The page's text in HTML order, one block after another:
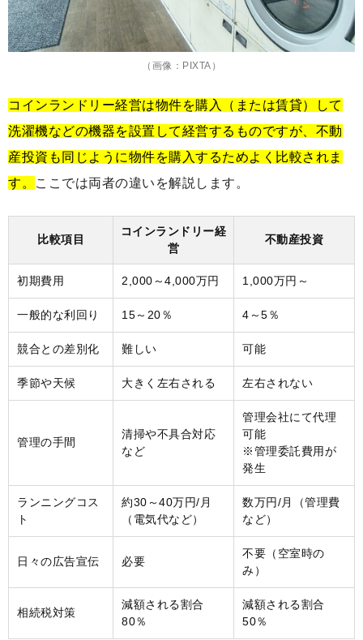
（画像：PIXTA）
コインランドリー経営は物件を購入（または賃貸）して
洗濯機などの機器を設置して経営するものですが、不動
産投資も同じように物件を購入するためよく比較されま
す。
ここでは両者の違いを解説します。
比較項目
コインランドリー経
営
不動産投資
初期費用 2,000～4,000万円 1,000万円～
一般的な利回り 15～20％ 4～5％
競合との差別化 難しい 可能
季節や天候 大きく左右される 左右されない
管理の手間
清掃や不具合対応
など
管理会社にて代理
可能
※管理委託費用が
発生
ランニングコス
ト
約30～40万円/月
（電気代など）
数万円/月（管理費
など）
日々の広告宣伝 必要
不要（空室時の
み）
相続税対策
減額される割合
80％
減額される割合
50％